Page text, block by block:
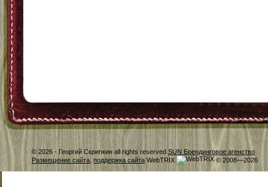
© 2026 - Георгий Скрипкин all rights reserved SUN Брендинговое агенство
Размещение сайта, поддержка сайта WebTRIX © 2008—2026